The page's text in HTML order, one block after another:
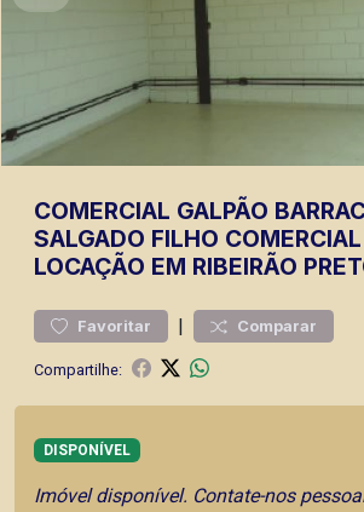
COMERCIAL GALPÃO
SALGADO FILHO
LOCAÇÃO EM RIBEIRÃO
Favoritar | Comparar
Compartilhe:
DISPONÍVEL
Imóvel disponível. Contate-nos